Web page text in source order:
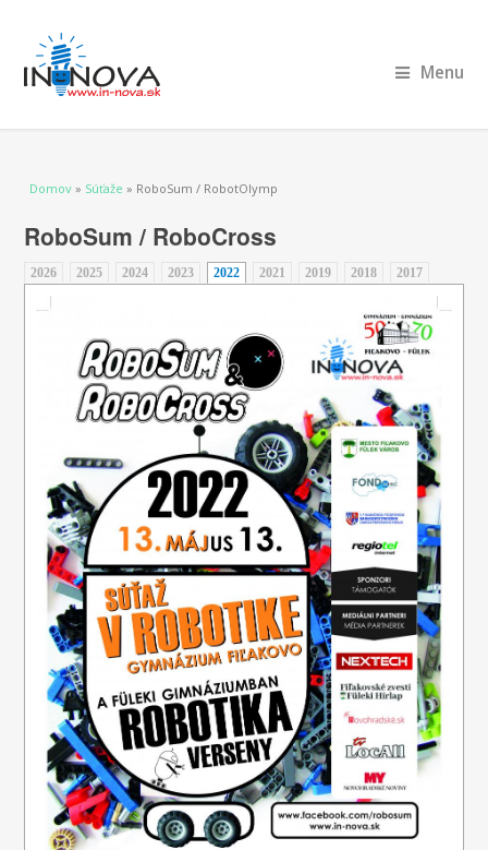
Menu
Nachádzate sa tu
Domov » Súťaže » RoboSum / RobotOlymp
RoboSum / RoboCross
2026 2025 2024 2023 2022 (aktívna karta)
2021 2019 2018 2017